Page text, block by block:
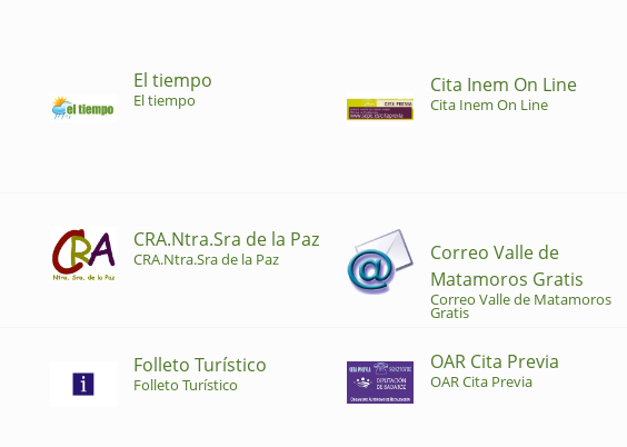
El tiempo
El tiempo
Cita Inem On Line
Cita Inem On Line
CRA.Ntra.Sra de la Paz
CRA.Ntra.Sra de la Paz
Correo Valle de
Matamoros Gratis
Correo Valle de Matamoros
Gratis
Folleto Turístico
Folleto Turístico
OAR Cita Previa
OAR Cita Previa